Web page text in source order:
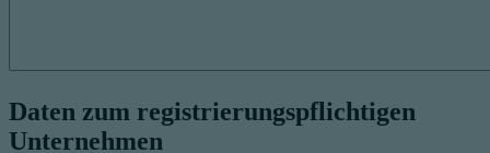
Daten zum registrierungspflichtigen
Unternehmen